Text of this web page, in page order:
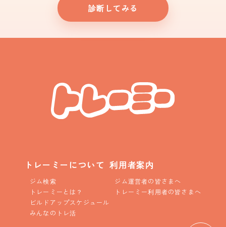
診断してみる
トレーミーについて
ジム検索
トレーミーとは？
ビルドアップスケジュール
みんなのトレ活
利用者案内
ジム運営者の皆さまへ
トレーミー利用者の皆さまへ